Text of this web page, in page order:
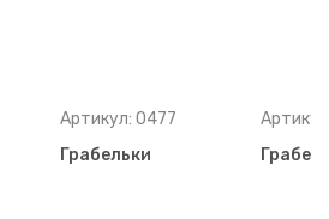
Артикул: 0477
Грабельки